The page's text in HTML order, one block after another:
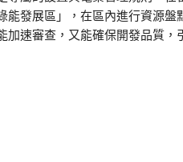
發展區」，在區內進行資源盤
速審查，又能確保開發品質，